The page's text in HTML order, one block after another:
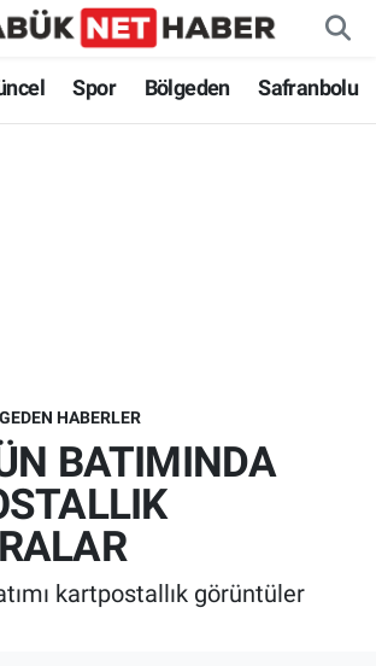
Spor Bölgeden Safranbolu
HABERLER
BATIMINDA
kartpostallık görüntüler